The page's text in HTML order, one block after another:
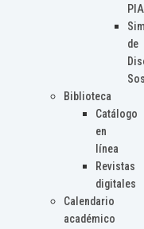
PIA
de
Biblioteca
Catálogo
en
línea
Revistas
digitales
Calendario
académico